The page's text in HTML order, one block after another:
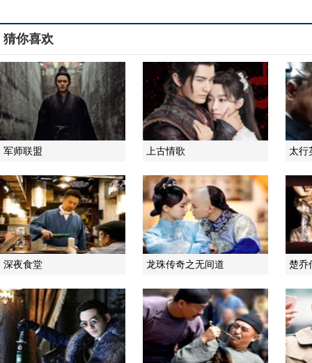
猜你喜欢
军师联盟 上古情歌 太行
深夜食堂 龙珠传奇之无间道 楚乔